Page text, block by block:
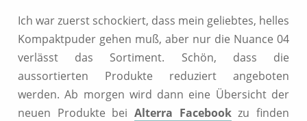
Ich war zuerst schockiert, dass mein geliebtes, helles
Kompaktpuder gehen muß, aber nur die Nuance 04
verlässt das Sortiment. Schön, dass die
aussortierten Produkte reduziert angeboten
werden. Ab morgen wird dann eine Übersicht der
neuen Produkte bei Alterra Facebookzu finden